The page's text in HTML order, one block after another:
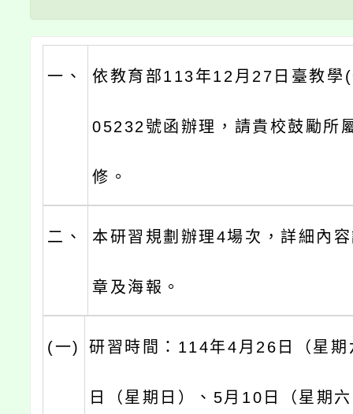
一、 依教育部113年12月27日臺教
05232號函辦理，請貴校鼓勵所
修。
二、 本研習規劃辦理4場次，詳細內
章及海報。
(一) 研習時間：114年4月26日（星
日（星期日）、5月10日（星期